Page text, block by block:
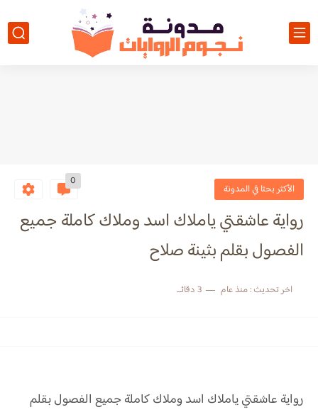
الأكثر بحثا في المدونة
0
رواية عاشقتي ياملاك اسد وملاك كاملة جميع
الفصول بقلم بثينة صلاح
اخر تحديث :منذ عام 3 دقائق للقراءة
رواية عاشقتي ياملاك اسد وملاككاملة جميع الفصول بقلم